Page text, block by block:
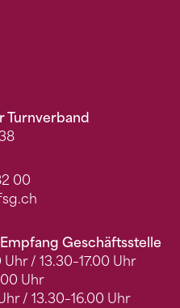
Turnverband
00
Geschäftsstelle
/ 13.30–17.00 Uhr
Uhr
/ 13.30–16.00 Uhr